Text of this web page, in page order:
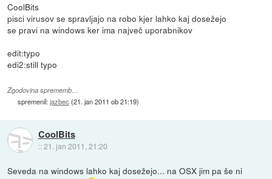
CoolBits
pisci virusov se spravljajo na robo kjer lahko kaj dosežejo
se pravi na windows ker ima največ uporabnikov
edit:typo
edi2:still typo
Zgodovina sprememb…
spremenil:jazbec (21. jan 2011 ob 21:19)
CoolBits
::21. jan 2011, 21:20
Seveda na windows lahko kaj dosežejo... na OSX jim pa še ni